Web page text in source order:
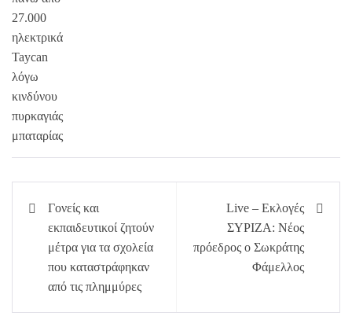
Πλοήγηση
άρθρων
Γονείς και
εκπαιδευτικοί ζητούν
μέτρα για τα σχολεία
που καταστράφηκαν
από τις πλημμύρες
Live – Εκλογές
ΣΥΡΙΖΑ: Νέος
πρόεδρος ο Σωκράτης
Φάμελλος